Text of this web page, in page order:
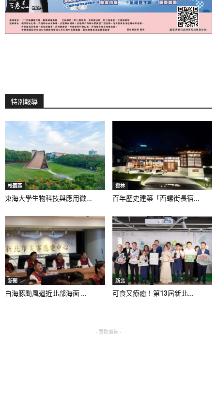
特別報導
校園區
東海大學生物科技與應用微...
雲林
百年歷史建築「西螺街長宿...
新聞
白海豚颱風逼近北部海面 ...
新北
可食又療癒！第13屆新北...
- 贊助廣告 -